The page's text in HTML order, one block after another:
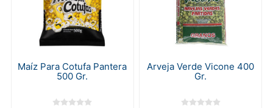
Maíz Para Cotufa Pantera
500 Gr.
Arveja Verde Vicone 400
Gr.